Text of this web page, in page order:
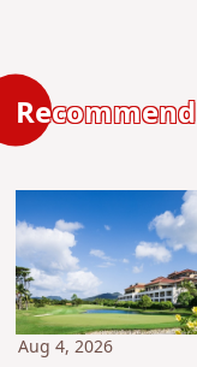
Recommend
Aug 4, 2026